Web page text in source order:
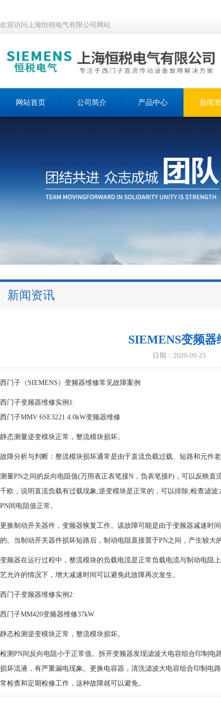
欢迎访问上海恒税电气有限公司网站
网站首页 公司简介 产品中心 新闻
新闻资讯
SIEMENS变频
日期：2020-09-23
西门子（SIEMENS）变频器维修常见故障案例
西门子变频器维修实例1:
西门子MMV 6SE3221 4.0kW变频器维修
静态测量逆变模块正常，整流模块损坏。
故障分析与判断：整流模块损坏通常是由于直流负载过载、短路和元件
测量PN之间的反向电阻值(万用表正表笔接N，负表笔接P)，可以反映
千欧，说明直流负载有过载现象;逆变模块是正常的，可以排除;检查滤
PN间电阻值正常。
更换制动开关器件，变频器恢复工作。该故障可能是由于变频器减速时
的。当制动开关器件损坏短路后，制动电阻直接置于PN之间，产生较大
变频器在运行过程中，整流模块的负载电流是正常负载电流与制动电阻
艺允许的情况下，增大减速时间可以避免此故障再次发生。
西门子变频器维修实例2:
西门子MM420变频器维修37kW
静态检测逆变模块正常，整流模块损坏。
检测PN间反向电阻小于正常值。拆开变频器发现滤波大电容组合印制
损坏流液，有严重漏电现象。更换电容器，清洗滤波大电容组合印制电
常检查和定期检修工作，这种故障就可以避免。